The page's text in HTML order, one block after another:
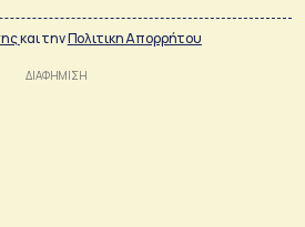
και τηνΠολιτικη Απορρήτου